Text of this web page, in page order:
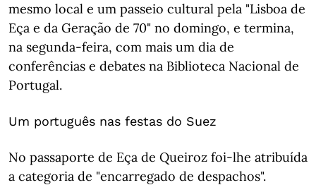
mesmo local e um passeio cultural pela "Lisboa de
Eça e da Geração de 70" no domingo, e termina,
na segunda-feira, com mais um dia de
conferências e debates na Biblioteca Nacional de
Portugal.
Um português nas festas do Suez
No passaporte de Eça de Queiroz foi-lhe atribuída
a categoria de "encarregado de despachos".